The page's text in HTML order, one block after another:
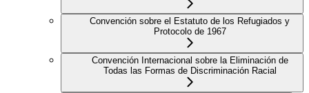
Convención sobre el Estatuto de los Refugiados y
Protocolo de 1967
Convención Internacional sobre la Eliminación de
Todas las Formas de Discriminación Racial